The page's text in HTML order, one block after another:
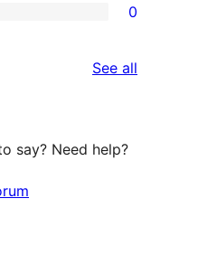
0
See all
say? Need help?